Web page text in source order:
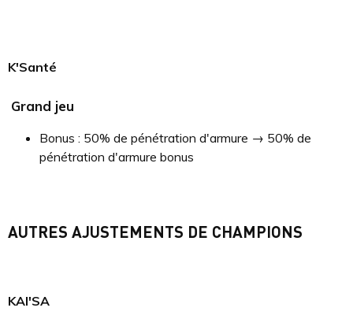
K'Santé
Grand jeu
Bonus : 50% de pénétration d'armure → 50% de
pénétration d'armure bonus
AUTRES AJUSTEMENTS DE CHAMPIONS
KAI'SA